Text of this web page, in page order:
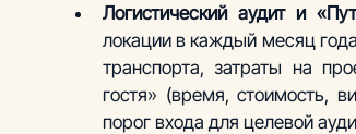
Логистический аудит и
локации в каждый месяц
транспорта, затраты на
гостя» (время, стоимость,
порог входа для целевой